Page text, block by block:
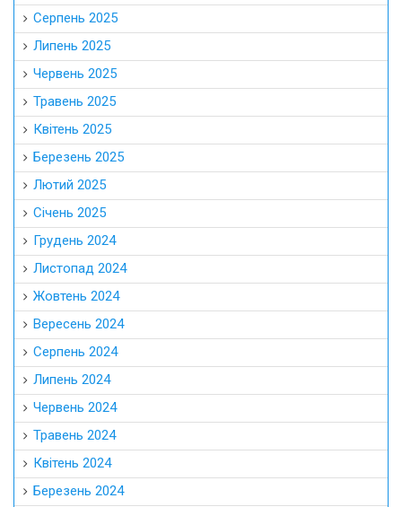
Серпень 2025
Липень 2025
Червень 2025
Травень 2025
Квітень 2025
Березень 2025
Лютий 2025
Січень 2025
Грудень 2024
Листопад 2024
Жовтень 2024
Вересень 2024
Серпень 2024
Липень 2024
Червень 2024
Травень 2024
Квітень 2024
Березень 2024